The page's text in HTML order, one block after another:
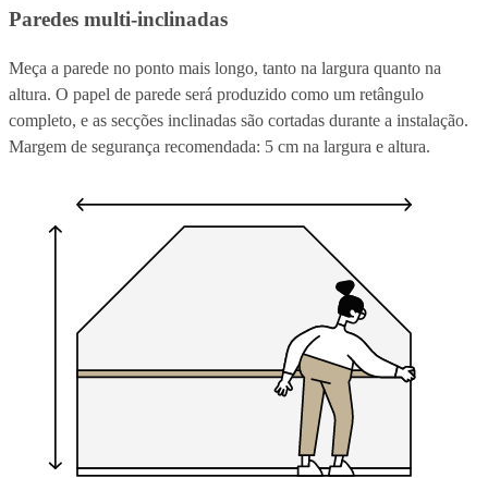
Paredes multi-inclinadas
Meça a parede no ponto mais longo, tanto na largura quanto na
altura. O papel de parede será produzido como um retângulo
completo, e as secções inclinadas são cortadas durante a instalação.
Margem de segurança recomendada: 5 cm na largura e altura.